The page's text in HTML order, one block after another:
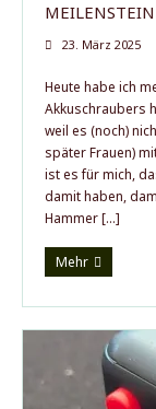
23. März 2025
Heute habe ich
Akkuschraubers
weil es (noch)
später Frauen)
ist es für mich,
damit haben,
Hammer […]
Mehr